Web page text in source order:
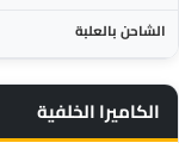
الشاحن بالعلبة
الكاميرا الخلفية